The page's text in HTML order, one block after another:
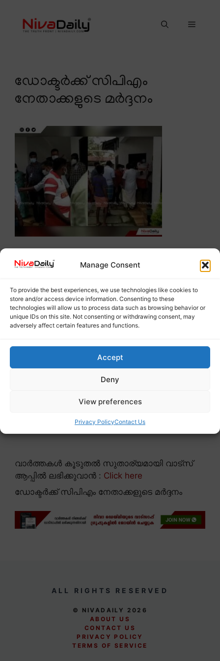
Manage Consent
To provide the best experiences, we use technologies like cookies to
store and/or access device information. Consenting to these
technologies will allow us to process data such as browsing behavior or
unique IDs on this site. Not consenting or withdrawing consent, may
adversely affect certain features and functions.
Accept
Deny
View preferences
Privacy PolicyContact Us
content
Menu
ഡോക്ടര്‍ക്ക് സിപിഎം
നേതാക്കളുടെ മര്‍ദ്ദനം
വാർത്തകൾ കൂടുതൽ സുതാര്യമായി വാട്സ്
ആപ്പിൽ ലഭിക്കുവാൻ : Click here
ഡോക്ടര്‍ക്ക് സിപിഎം നേതാക്കളുടെ മര്‍ദ്ദനം
ALL RIGHTS RESERVED
© NIVADAILY 2026
ABOUT US
CONTACT US
PRIVACY POLICY
TERMS OF SERVICE